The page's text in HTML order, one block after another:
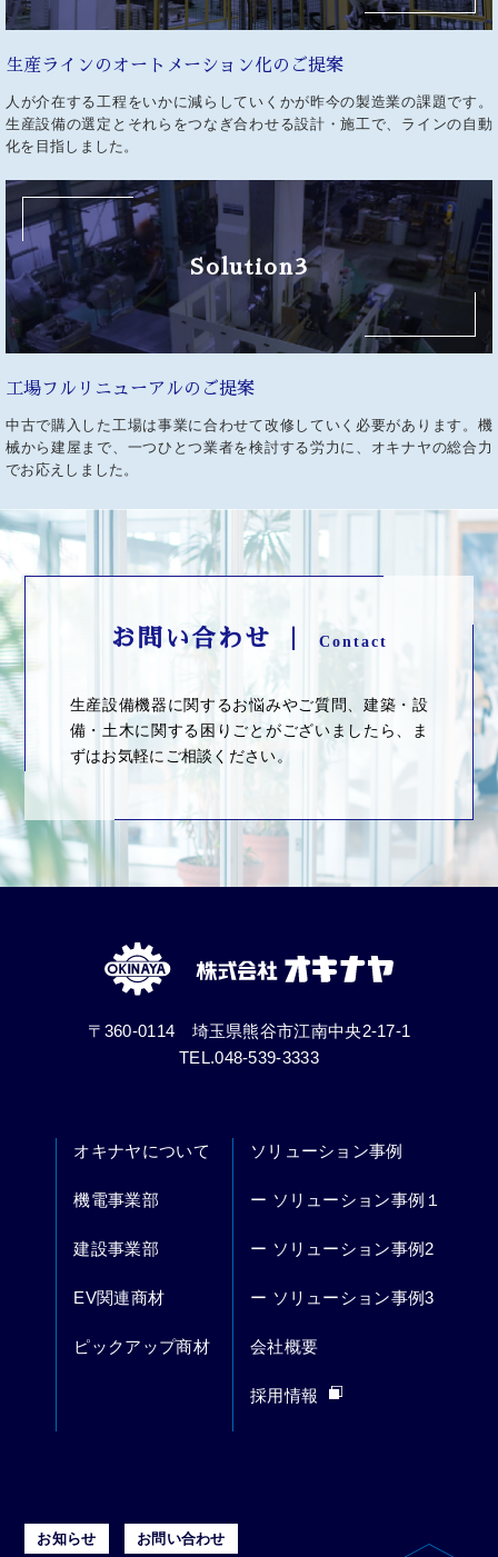
生産ラインのオートメーション化のご提案
人が介在する工程をいかに減らしていくかが昨今の製造業の課題です。
生産設備の選定とそれらをつなぎ合わせる設計・施工で、ラインの自動
化を目指しました。
Solution3
工場フルリニューアルの ご提案
中古で購入した工場は事業に合わせて改修していく必要があります。機
械から建屋まで、一つひとつ業者を検討する労力に、オキナヤの総合力
でお応えしました。
お問い合わせ ｜ Contact
生産設備機器に関するお悩みやご質問、建築・設
備・土木に関する困りごとがございましたら、ま
ずはお気軽にご相談ください。
〒360-0114 埼玉県熊谷市江南中央2-17-1
TEL.048-539-3333
オキナヤについて
機電事業部
建設事業部
EV関連商材
ピックアップ商材
ソリューション事例
ー ソリューション事例１
ー ソリューション事例2
ー ソリューション事例3
会社概要
採用情報
お知らせ お問い合わせ